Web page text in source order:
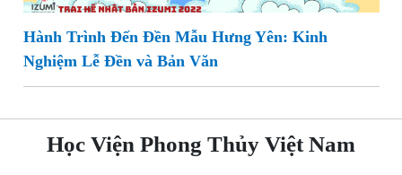
Hành Trình Đến Đền Mẫu Hưng Yên: Kinh
Nghiệm Lễ Đền và Bản Văn
Học Viện Phong Thủy Việt Nam